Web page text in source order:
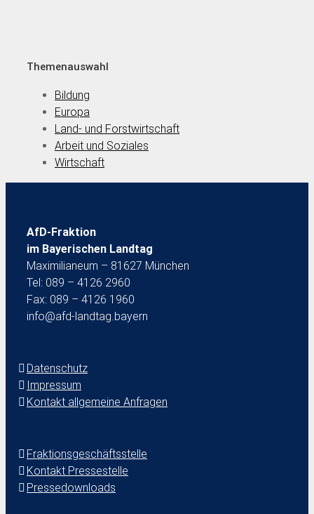
Themenauswahl
Bildung
Europa
Land- und Forstwirtschaft
Arbeit und Soziales
Wirtschaft
AfD-Fraktion
im Bayerischen Landtag
Maximilianeum – 81627 München
Tel: 089 – 4126 2960
Fax: 089 – 4126 1960
info@afd-landtag.bayern
Datenschutz
Impressum
Kontakt allgemeine Anfragen
Fraktionsgeschäftsstelle
Kontakt Pressestelle
Pressedownloads